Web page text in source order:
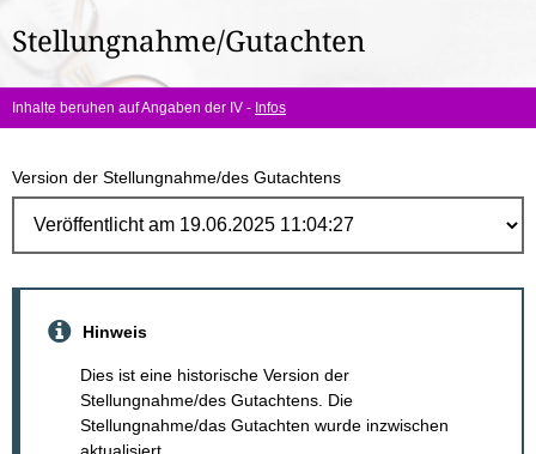
hier:
Stellungnahme/Gutachten
Inhalte beruhen auf Angaben der IV - Infos
Version der Stellungnahme/des Gutachtens
Hinweis
Dies ist eine historische Version der
Stellungnahme/des Gutachtens. Die
Stellungnahme/das Gutachten wurde inzwischen